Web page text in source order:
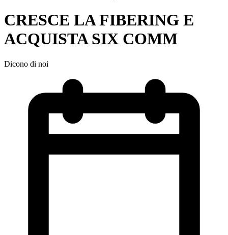
CRESCE LA FIBERING E
ACQUISTA SIX COMM
Dicono di noi